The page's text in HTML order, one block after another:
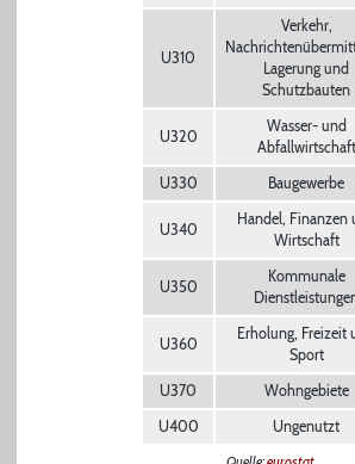
U310
Verkehr,
Lagerung und
Schutzbauten
U320
Wasser- und
Abfallwirtschaft
U330
Baugewerbe
U340
Handel, Finanzen
Wirtschaft
U350
Kommunale
U360
Erholung, Freizeit
Sport
U370
Wohngebiete
U400
Ungenutzt